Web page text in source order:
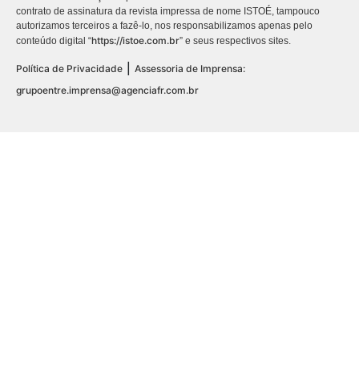
contrato de assinatura da revista impressa de nome ISTOÉ, tampouco
autorizamos terceiros a fazê-lo, nos responsabilizamos apenas pelo
conteúdo digital “https://istoe.com.br” e seus respectivos sites.
Política de Privacidade
Assessoria de Imprensa:
grupoentre.imprensa@agenciafr.com.br